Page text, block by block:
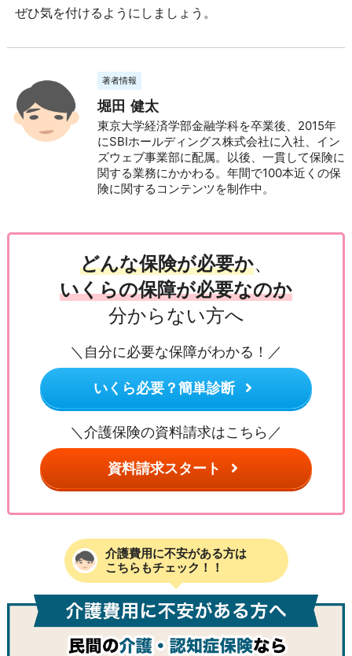
ぜひ気を付けるようにしましょう。
著者情報
堀田 健太
東京大学経済学部金融学科を卒業後、2015年
にSBIホールディングス株式会社に入社、イン
ズウェブ事業部に配属。以後、一貫して保険に
関する業務にかかわる。年間で100本近くの保
険に関するコンテンツを制作中。
どんな保険が必要か、
いくらの保障が必要なのか
分からない方へ
＼自分に必要な保障がわかる！／
いくら必要？簡単診断
＼介護保険の資料請求はこちら／
資料請求スタート
介護費用に不安がある方は
こちらもチェック！！